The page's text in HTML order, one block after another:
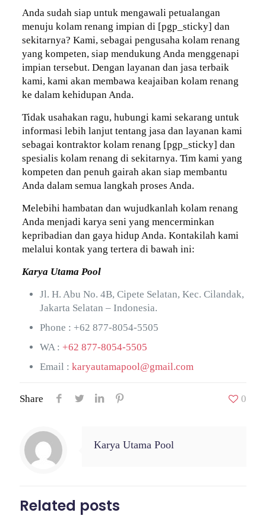
Anda sudah siap untuk mengawali petualangan
menuju kolam renang impian di [pgp_sticky] dan
sekitarnya? Kami, sebagai pengusaha kolam renang
yang kompeten, siap mendukung Anda menggenapi
impian tersebut. Dengan layanan dan jasa terbaik
kami, kami akan membawa keajaiban kolam renang
ke dalam kehidupan Anda.
Tidak usahakan ragu, hubungi kami sekarang untuk
informasi lebih lanjut tentang jasa dan layanan kami
sebagai kontraktor kolam renang [pgp_sticky] dan
spesialis kolam renang di sekitarnya. Tim kami yang
kompeten dan penuh gairah akan siap membantu
Anda dalam semua langkah proses Anda.
Melebihi hambatan dan wujudkanlah kolam renang
Anda menjadi karya seni yang mencerminkan
kepribadian dan gaya hidup Anda. Kontakilah kami
melalui kontak yang tertera di bawah ini:
Karya Utama Pool
Jl. H. Abu No. 4B, Cipete Selatan, Kec. Cilandak,
Jakarta Selatan – Indonesia.
Phone : +62 877-8054-5505
WA : +62 877-8054-5505
Email : karyautamapool@gmail.com
Share 0
Karya Utama Pool
Related posts